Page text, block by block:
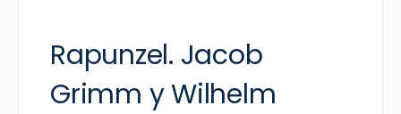
Rapunzel. Jacob
Grimm y Wilhelm